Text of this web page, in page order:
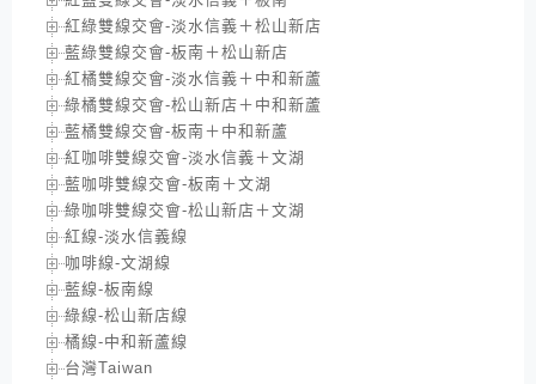
紅綠雙線交會-淡水信義＋松山新店
藍綠雙線交會-板南＋松山新店
紅橘雙線交會-淡水信義＋中和新蘆
綠橘雙線交會-松山新店＋中和新蘆
藍橘雙線交會-板南＋中和新蘆
紅咖啡雙線交會-淡水信義＋文湖
藍咖啡雙線交會-板南＋文湖
綠咖啡雙線交會-松山新店＋文湖
紅線-淡水信義線
咖啡線-文湖線
藍線-板南線
綠線-松山新店線
橘線-中和新蘆線
台灣Taiwan